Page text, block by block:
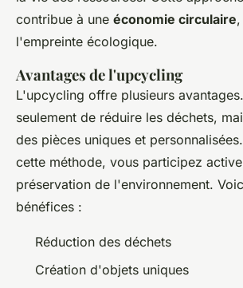
contribue à une économie circulaire
l'empreinte écologique.
Avantages de l'upcycling
L'upcycling offre plusieurs
seulement de réduire les déchets,
des pièces uniques et
cette méthode, vous participez
préservation de l'environnement.
bénéfices :
Réduction des déchets
Création d'objets uniques